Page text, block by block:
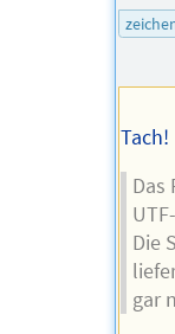
Tach!
Das
Die
gar